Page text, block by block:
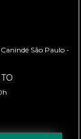
São Paulo -